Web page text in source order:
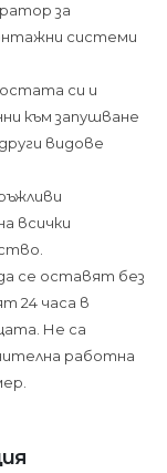
за
системи
си и
към запушване
видове
всички
се оставят без
24 часа в
Не са
работна